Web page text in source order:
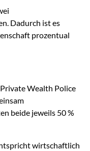
Dadurch ist es
prozentual
Wealth Police
beide jeweils 50 %
wirtschaftlich